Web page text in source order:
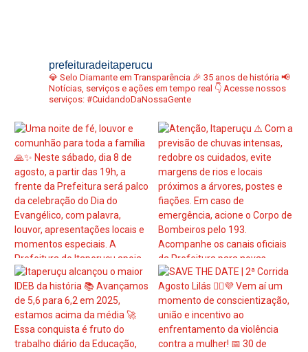
prefeituradeitaperucu
💎 Selo Diamante em Transparência 🎉 35 anos de história 📢
Notícias, serviços e ações em tempo real 👇 Acesse nossos
serviços: #CuidandoDaNossaGente